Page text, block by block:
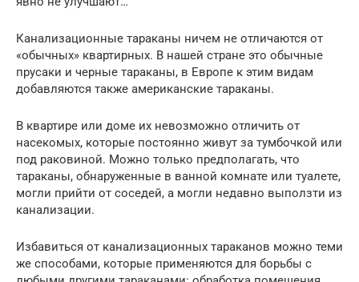
Канализационные тараканы ничем не отличаются от
«обычных» квартирных. В нашей стране это обычные
прусаки и черные тараканы, в Европе к этим видам
добавляются также американские тараканы.
В квартире или доме их невозможно отличить от
насекомых, которые постоянно живут за тумбочкой или
под раковиной. Можно только предполагать, что
тараканы, обнаруженные в ванной комнате или туалете,
могли прийти от соседей, а могли недавно выползти из
канализации.
Избавиться от канализационных тараканов можно теми
же способами, которые применяются для борьбы с